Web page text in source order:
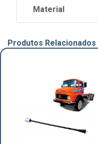
Material
Produtos Relacionados